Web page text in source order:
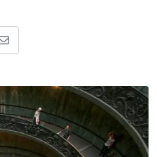
ile
Paylaş